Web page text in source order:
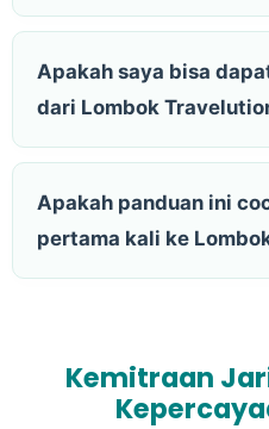
Apakah saya bisa
dari Lombok
Apakah panduan ini
pertama kali ke
Kemitraan